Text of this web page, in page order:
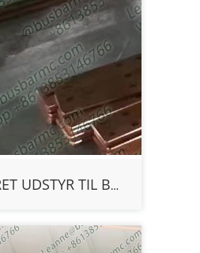
SPECIALISERET UDSTYR TIL BUBARBEHANDLING